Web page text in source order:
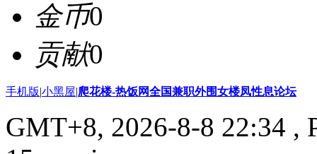
金币0
贡献0
手机版|小黑屋|爬花楼-热饭网全国兼职外围女楼凤性息论坛
GMT+8, 2026-8-8 22:34 ,